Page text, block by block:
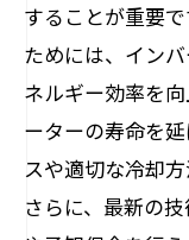
することが重要
ためには、イン
ネルギー効率を
ーターの寿命を
スや適切な冷却
さらに、最新の